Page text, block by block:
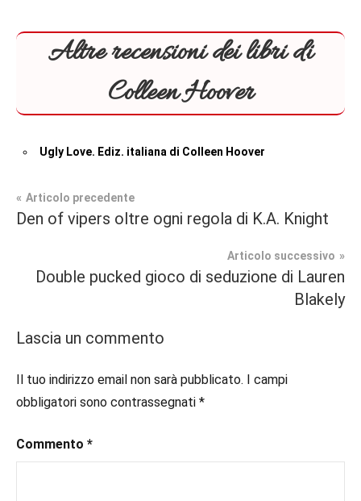
Altre recensioni dei libri di
Colleen Hoover
Ugly Love. Ediz. italiana di Colleen Hoover
Tag
#bloggerlife
#consigliodilettura
#inspiration,
#instalibri,
#italianblogger
#kindle,
Contemporary
Prossime
Navigazione
Articolo precedente
Den of vipers oltre ogni regola di K.A. Knight
Articolo successivo
Double pucked gioco di seduzione di Lauren
Blakely
Lascia un commento
Il tuo indirizzo email non sarà pubblicato. I campi
obbligatori sono contrassegnati *
Commento *